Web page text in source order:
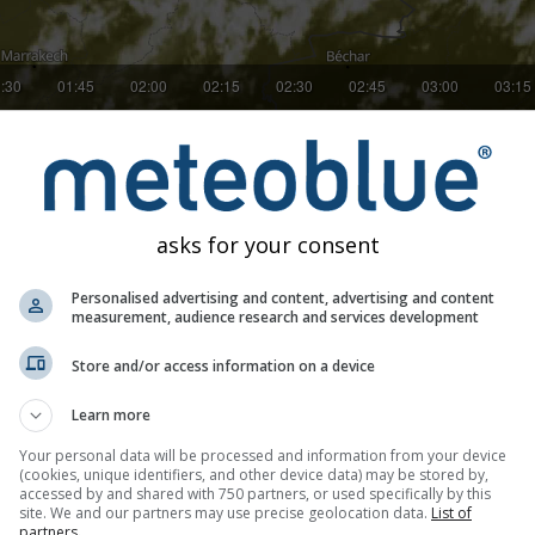
01:45 02:00 02:15 02:30 02:45 03:00 03:15
: Région de Murcie
(Région de Murcie) montrent la nébulosité. De
images peuvent être animées pour produire une vue
le développement du temps et le mouvement des nuages,
terme. Le composite satellitaire mondial est généré à
et transformé en une image aux couleurs de la Terre
par les satellites, ce qui donne 500 mégapixels pour le
manquent-ils la nuit ?
prendre des photos à haute résolution du temps en
numérique, le satellite peut également prendre des
température des objets, et les objets froids apparaissent
asks for your consent
Personalised advertising and content, advertising and content
measurement, audience research and services development
Store and/or access information on a device
Learn more
Your personal data will be processed and information from your device
(cookies, unique identifiers, and other device data) may be stored by,
accessed by and shared with 750 partners, or used specifically by this
site. We and our partners may use precise geolocation data. List of